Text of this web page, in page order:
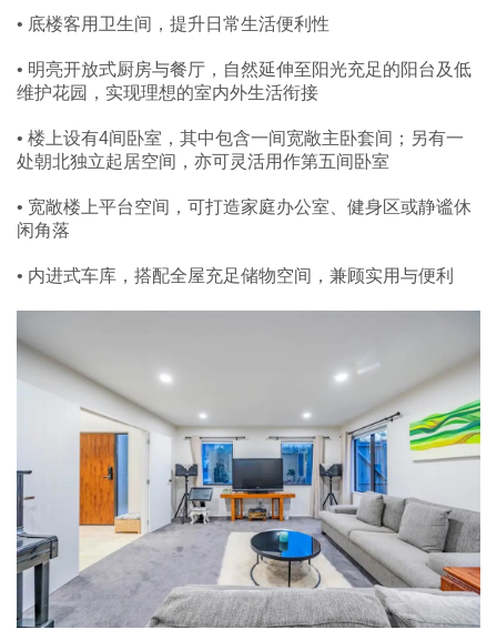
• 底楼客用卫生间，提升日常生活便利性
• 明亮开放式厨房与餐厅，自然延伸至阳光充足的阳台及低
维护花园，实现理想的室内外生活衔接
• 楼上设有4间卧室，其中包含一间宽敞主卧套间；另有一
处朝北独立起居空间，亦可灵活用作第五间卧室
• 宽敞楼上平台空间，可打造家庭办公室、健身区或静谧休
闲角落
• 内进式车库，搭配全屋充足储物空间，兼顾实用与便利